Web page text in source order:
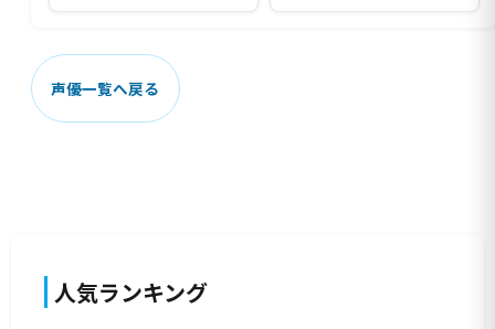
声優一覧へ戻る
人気ランキング